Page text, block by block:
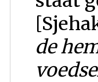
de